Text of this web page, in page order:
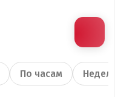
По часам